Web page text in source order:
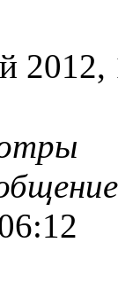
2012,